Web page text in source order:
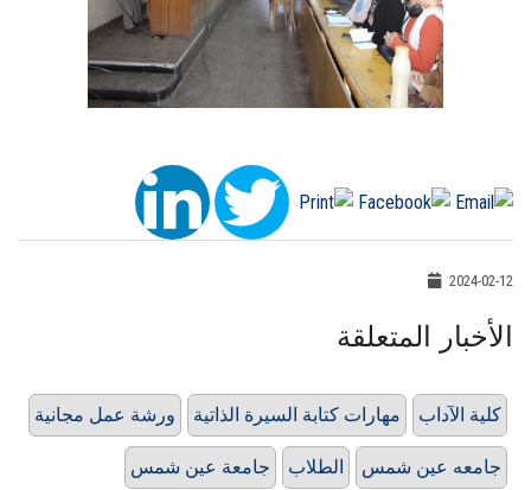
2024-02-12
الأخبار المتعلقة
ورشة عمل مجانية مهارات كتابة السيرة الذاتية كلية الآداب
جامعة عين شمس الطلاب جامعه عين شمس